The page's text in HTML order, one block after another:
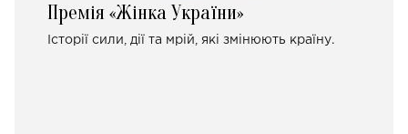
Премія «Жінка України»
Історії сили, дії та мрій, які змінюють країну.